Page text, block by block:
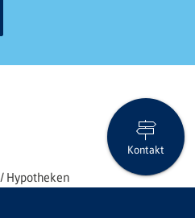
Hypotheken
Kontakt